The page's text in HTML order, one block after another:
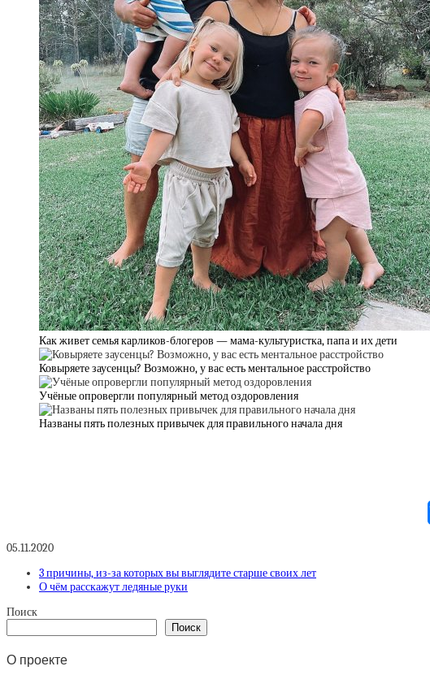
Как живет семья карликов-блогеров — мама-культуристка, папа и их дети
Ковыряете заусенцы? Возможно, у вас есть ментальное расстройство
Учёные опровергли популярный метод оздоровления
Названы пять полезных привычек для правильного начала дня
05.11.2020
3 причины, из-за которых вы выглядите старше своих лет
О чём расскажут ледяные руки
Поиск
Поиск
О проекте